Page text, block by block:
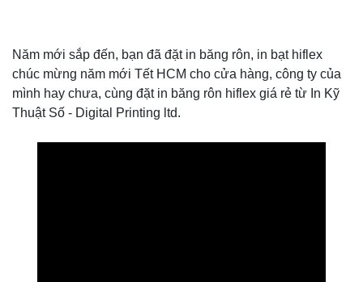
Năm mới sắp đến, bạn đã đặt in băng rôn, in bạt hiflex
chúc mừng năm mới Tết HCM cho cửa hàng, công ty của
mình hay chưa, cùng đặt in băng rôn hiflex giá rẻ từ In Kỹ
Thuật Số - Digital Printing ltd.